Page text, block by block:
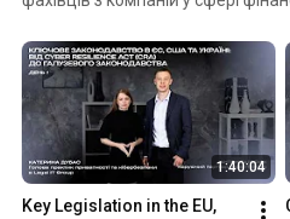
відповідального бізнесу. Ми переконані, що ці знання мають бути доступні кожному, саме
1:40:04
Key Legislation in the EU,